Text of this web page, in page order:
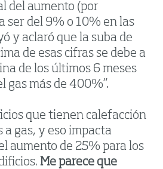
del aumento (por
ser del 9% o 10% en las
y aclaró que la suba de
de esas cifras se debe a
de los últimos 6 meses
gas más de 400%”.
que tienen calefacción
a gas, y eso impacta
aumento de 25% para los
Me parece que